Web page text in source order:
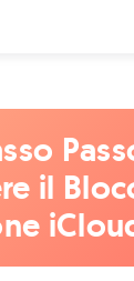
il